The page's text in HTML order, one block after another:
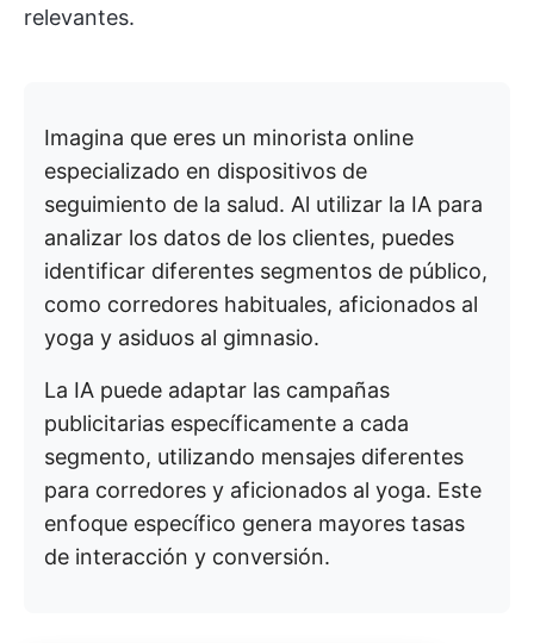
relevantes.
Imagina que eres un minorista online
especializado en dispositivos de
seguimiento de la salud. Al utilizar la IA para
analizar los datos de los clientes, puedes
identificar diferentes segmentos de público,
como corredores habituales, aficionados al
yoga y asiduos al gimnasio.
La IA puede adaptar las campañas
publicitarias específicamente a cada
segmento, utilizando mensajes diferentes
para corredores y aficionados al yoga. Este
enfoque específico genera mayores tasas
de interacción y conversión.